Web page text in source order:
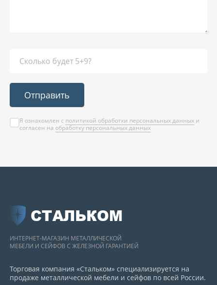
Отправить
Я ознакомлен с политикой обработки персональных данных и
согласен на обработку персональных данных
СТАЛЬКОМ
ИНТЕРНЕТ-МАГАЗИН МЕТАЛЛИЧЕСКОЙ
МЕБЕЛИ И СЕЙФОВ С ЖЕЛЕЗНОЙ ГАРАНТИЕЙ
Торговая компания «Стальком» специализируется на
продаже металлической мебели и сейфов по всей России.